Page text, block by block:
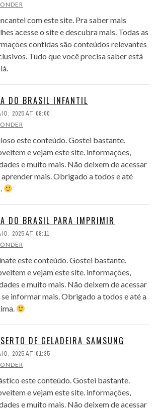
com este site. Pra saber mais
acesse o site e descubra mais. Todas as
contidas são conteúdos relevantes
Tudo que você precisa saber está
DO BRASIL INFANTIL
2025 AT 08:00
este conteúdo. Gostei bastante.
e vejam este site. informações,
e muito mais. Não deixem de acessar
mais. Obrigado a todos e até
DO BRASIL PARA IMPRIMIR
2025 AT 08:11
este conteúdo. Gostei bastante.
e vejam este site. informações,
e muito mais. Não deixem de acessar
informar mais. Obrigado a todos e até a
DE GELADEIRA SAMSUNG
2025 AT 01:35
este conteúdo. Gostei bastante.
e vejam este site. informações,
e muito mais. Não deixem de acessar